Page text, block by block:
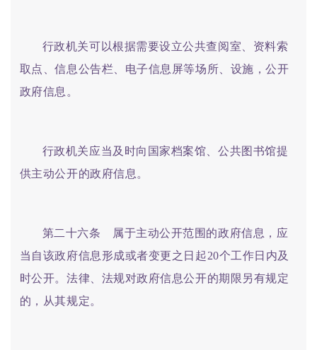
行政机关可以根据需要设立公共查阅室、资料索
取点、信息公告栏、电子信息屏等场所、设施，公开
政府信息。
行政机关应当及时向国家档案馆、公共图书馆提
供主动公开的政府信息。
第二十六条 属于主动公开范围的政府信息，应
当自该政府信息形成或者变更之日起20个工作日内及
时公开。法律、法规对政府信息公开的期限另有规定
的，从其规定。